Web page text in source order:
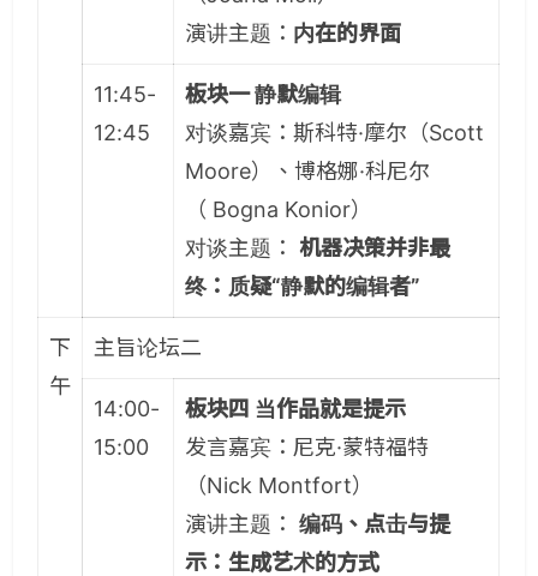
演讲主题： 内在的界面
11:45-
12:45
板块一 静默编辑
对谈嘉宾：斯科特·摩尔（Scott
Moore）、博格娜·科尼尔
（ Bogna Konior）
对谈主题： 机器决策并非最
终：质疑“静默的编辑者”
下
午
主旨论坛二
14:00-
15:00
板块四 当作品就是提示
发言嘉宾：尼克·蒙特福特
（Nick Montfort）
演讲主题： 编码、点击与提
示：生成艺术的方式